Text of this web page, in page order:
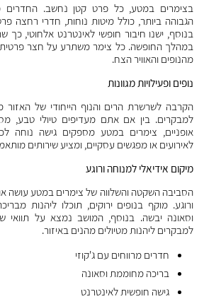
בצימרים במטע, כל פרט קטן נחשב. החדרים
הגבוהה ביותר, כולל מיטות נוחות, חדרי רחצה
בנוסף, ישנו חיבור חופשי לאינטרנט אלחוטי, כך
במהלך החופשה. כל צימר משתרע על חצר
מהנופים והאוויר הצח.
נופים ופעילויות מגוונות
הקרבה לשרשרת הרים והנוף הייחודי של האזור
למבקרים. בין אם אתם מעדיפים טיולי טבע,
אופניים, צימרים במטע מספקים גישה נוחה
לאירועים או מפגשים עסקיים, ומציע שירותים
מיקום אידיאלי למנוחה ורוגע
הסביבה השקטה והשלווה של צימרים במטע עושה
ורוגע. מוקף בנופים ירוקים, תוכלו ליהנות
וסאונה יבשה. בנוסף, המושב נמצא על
למבקרים ליהנות מטיולים מהנים באיזור.
חדרים מרווחים עם ג'קוזי
בריכה מחוממת וסאונה
גישה חופשית לאינטרנט